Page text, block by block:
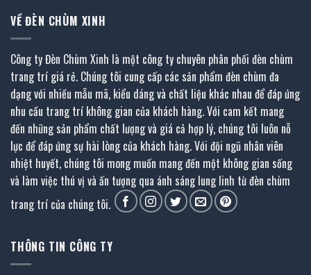
VỀ ĐÈN CHÙM XINH
Công ty Đèn Chùm Xinh là một công ty chuyên phân phối đèn chùm
trang trí giá rẻ. Chúng tôi cung cấp các sản phẩm đèn chùm đa
dạng với nhiều mẫu mã, kiểu dáng và chất liệu khác nhau để đáp ứng
nhu cầu trang trí không gian của khách hàng. Với cam kết mang
đến những sản phẩm chất lượng và giá cả hợp lý, chúng tôi luôn nỗ
lực để đáp ứng sự hài lòng của khách hàng. Với đội ngũ nhân viên
nhiệt huyết, chúng tôi mong muốn mang đến một không gian sống
và làm việc thú vị và ấn tượng qua ánh sáng lung linh từ đèn chùm
trang trí của chúng tôi.
THÔNG TIN CÔNG TY